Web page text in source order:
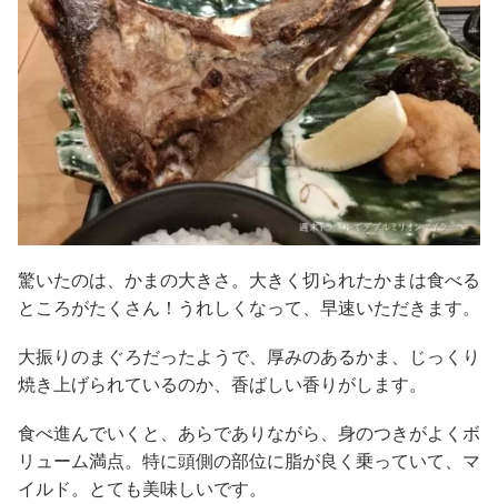
驚いたのは、かまの大きさ。大きく切られたかまは食べる
ところがたくさん！うれしくなって、早速いただきます。
大振りのまぐろだったようで、厚みのあるかま、じっくり
焼き上げられているのか、香ばしい香りがします。
食べ進んでいくと、あらでありながら、身のつきがよくボ
リューム満点。特に頭側の部位に脂が良く乗っていて、マ
イルド。とても美味しいです。